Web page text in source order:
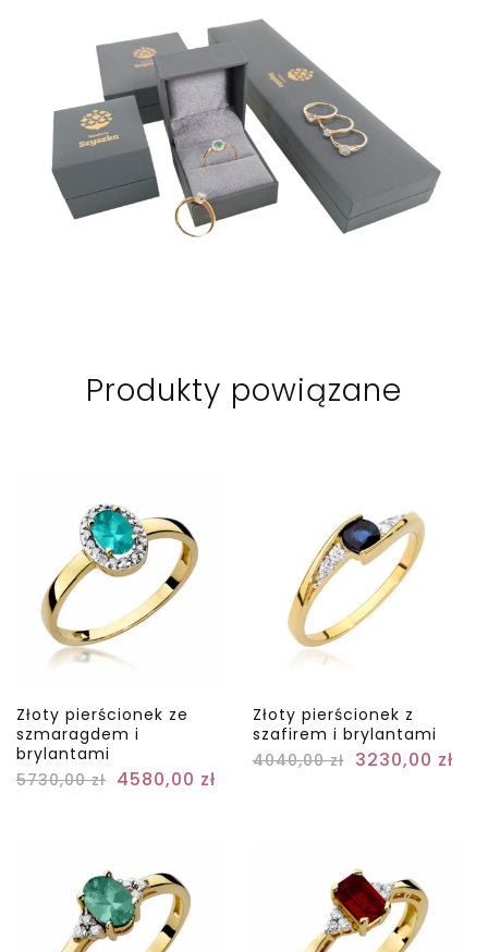
Produkty powiązane
Złoty pierścionek ze
szmaragdem i
brylantami
5730,00zł 4580,00 zł
Złoty pierścionek z
szafirem i brylantami
4040,00zł 3230,00 zł